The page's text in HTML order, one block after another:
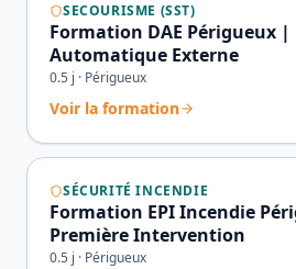
SECOURISME (SST)
Formation DAE Périgueux
Automatique Externe
0.5 j · Périgueux
Voir la formation
SÉCURITÉ INCENDIE
Formation EPI Incendie
Première Intervention
0.5 j · Périgueux